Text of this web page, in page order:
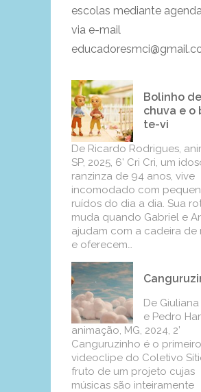
escolas mediante
via e-mail
Bolinho de
chuva e o
te-vi
De Ricardo Rodrigues,
SP, 2025, 6’ Cri Cri, um
ranzinza de 94 anos, vive
incomodado com
ruídos do dia a dia. Sua
muda quando Gabriel e
ajudam com a cadeira de
e oferecem…
De
e Pedro
animação, MG, 2024, 2’
Canguruzinho é o primeiro
videoclipe do Coletivo
fruto de um projeto cujas
músicas são inteiramente